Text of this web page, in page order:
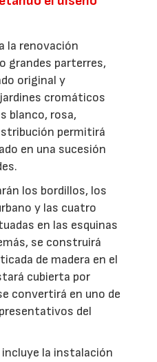
la renovación
grandes parterres,
original y
cromáticos
blanco, rosa,
permitirá
en una sucesión
los bordillos, los
y las cuatro
en las esquinas
se construirá
de madera en el
cubierta por
convertirá en uno de
del
la instalación